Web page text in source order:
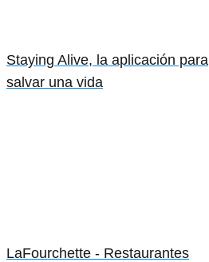
Staying Alive, la aplicación para
salvar una vida
LaFourchette - Restaurantes